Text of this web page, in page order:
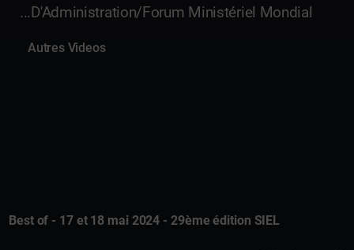
D'Administration/Forum Ministériel Mondial...
Autres Videos
Best of - 17 et 18 mai 2024 - 29ème édition SIEL